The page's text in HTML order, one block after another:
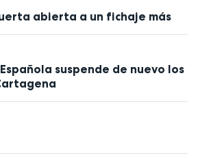
abierta a un fichaje más
suspende de nuevo los